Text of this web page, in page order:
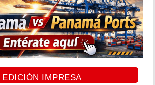
EDICIÓN IMPRESA